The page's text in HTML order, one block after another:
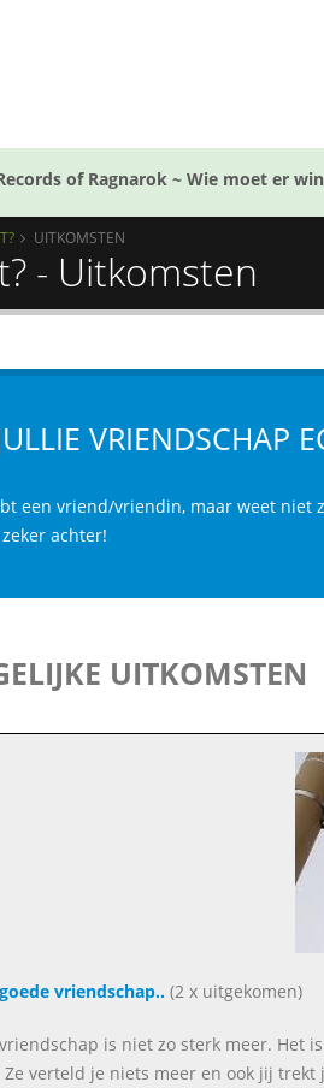
of Ragnarok ~ Wie moet er
UITKOMSTEN
- Uitkomsten
VRIENDSCHAP
een vriend/vriendin, maar weet niet
achter!
UITKOMSTEN
vriendschap..(2 x uitgekomen)
is niet zo sterk meer. Het
Ze verteld je niets meer en ook jij